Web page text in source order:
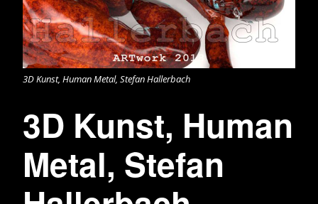
3D Kunst, Human Metal, Stefan Hallerbach
3D Kunst, Human
Metal, Stefan